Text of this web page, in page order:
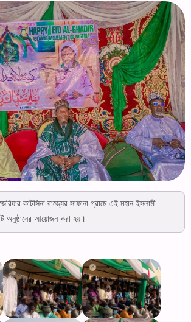
কাটসিনা রাজ্যের সাফানা গ্রামে এই মহান ইসলামী
অনুষ্ঠানের আয়োজন করা হয়।